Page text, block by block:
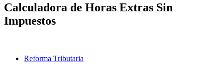
Calculadora de Horas Extras Sin
Impuestos
Reforma Tributaria